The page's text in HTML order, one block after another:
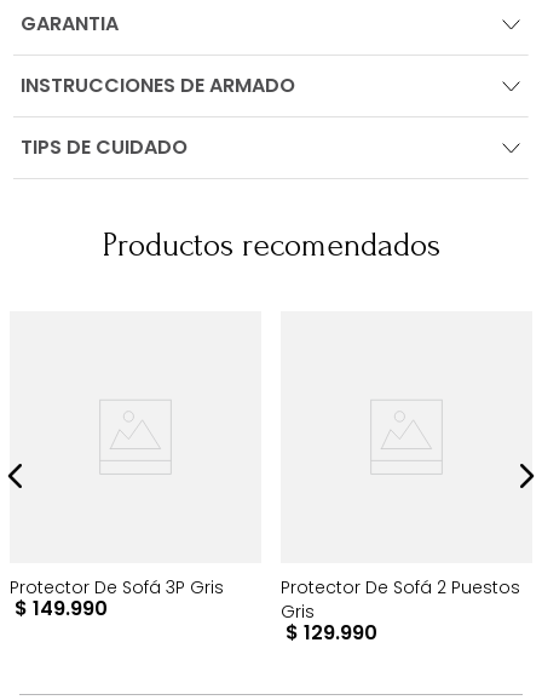
GARANTIA
INSTRUCCIONES DE ARMADO
TIPS DE CUIDADO
Productos recomendados
Protector De Sofá 3P Gris
$ 149.990
Protector De Sofá 2 Puestos
Gris
$ 129.990